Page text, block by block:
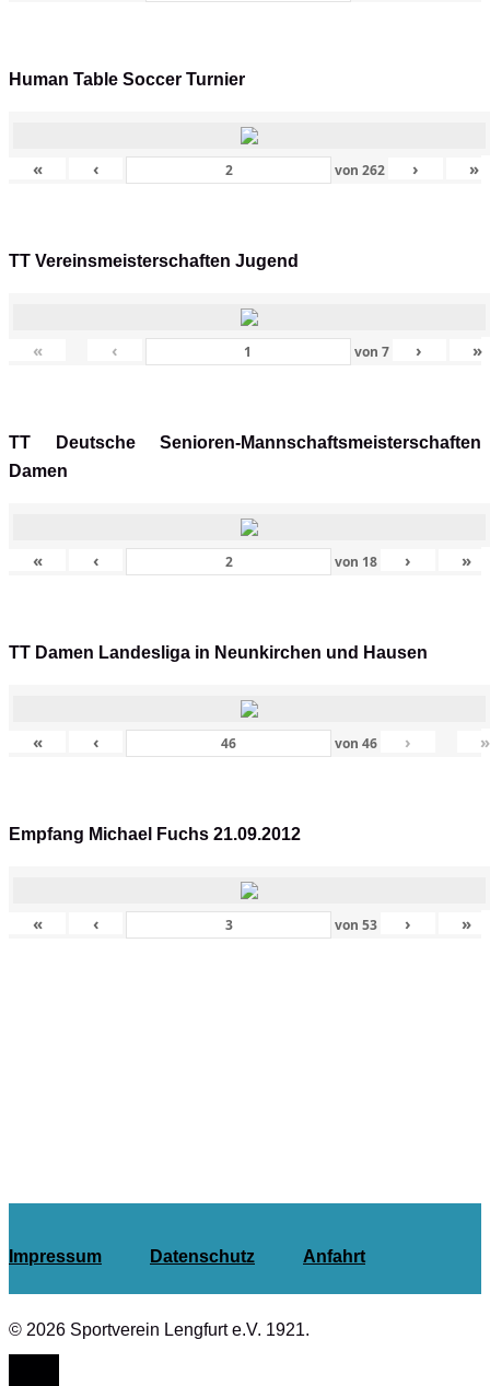
Human Table Soccer Turnier
« ‹ von262 › »
TT Vereinsmeisterschaften Jugend
« ‹ von 7 › »
TT Deutsche Senioren-Mannschaftsmeisterschaften
Damen
« ‹ von 18 › »
TT Damen Landesliga in Neunkirchen und Hausen
« ‹ von46 › »
Empfang Michael Fuchs 21.09.2012
« ‹ von53 › »
Impressum Datenschutz Anfahrt
© 2026 Sportverein Lengfurt e.V. 1921.